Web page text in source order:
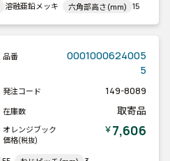
溶融亜鉛メッキ 六角部高さ(mm) 15
品番
0001000624005
5
発注コード 149-8089
在庫数 取寄品
オレンジブック
価格(税抜)
￥7,606